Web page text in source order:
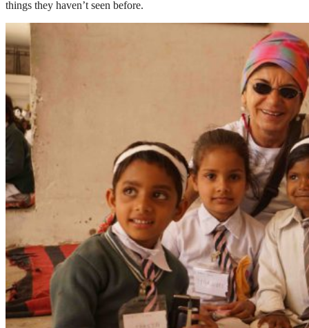
things they haven’t seen before.